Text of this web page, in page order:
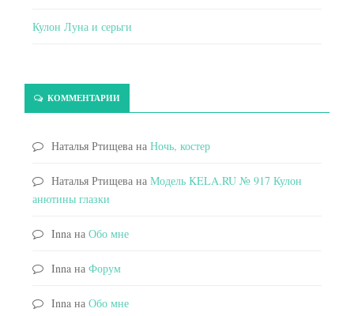
Кулон Луна и серьги
КОММЕНТАРИИ
Наталья Ртищева на Ночь, костер
Наталья Ртищева на Модель KELA.RU № 917 Кулон
анютины глазки
Inna на Обо мне
Inna на Форум
Inna на Обо мне